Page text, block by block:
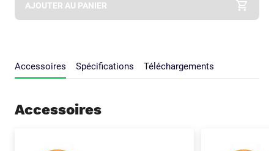
AJOUTER AU PANIER
Accessoires Spécifications Téléchargements
Accessoires